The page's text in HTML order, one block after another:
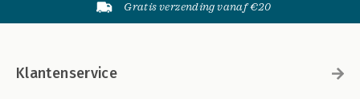
Gratis verzending vanaf €20
Klantenservice